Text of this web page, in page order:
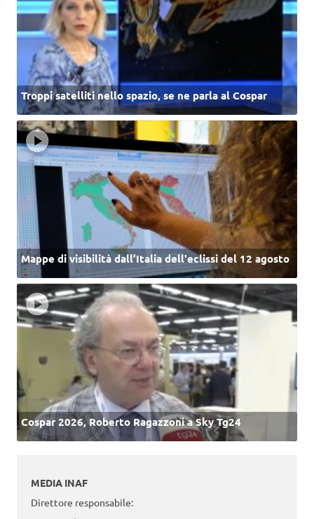
Troppi satelliti nello spazio, se ne parla al Cospar
Mappe di visibilità dall’Italia dell'eclissi del 12 agosto
Cospar 2026, Roberto Ragazzoni a Sky Tg24
MEDIA INAF
Direttore responsabile: